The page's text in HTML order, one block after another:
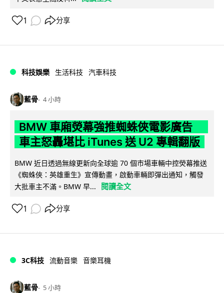
1 分享
科技娛樂 生活科技 汽車科技
藍骨 4 小時
BMW 車廂熒幕強推蜘蛛俠電影廣告
車主怒轟堪比 iTunes 送 U2 專輯翻版
BMW 近日透過無線更新向全球逾 70 個市場車輛中控熒幕推送
《蜘蛛俠：英雄重生》宣傳動畫，啟動車輛即彈出通知，觸發
大批車主不滿。BMW 早...
閱讀全文
1 分享
3C科技 流動音樂 音樂耳機
藍骨 5 小時